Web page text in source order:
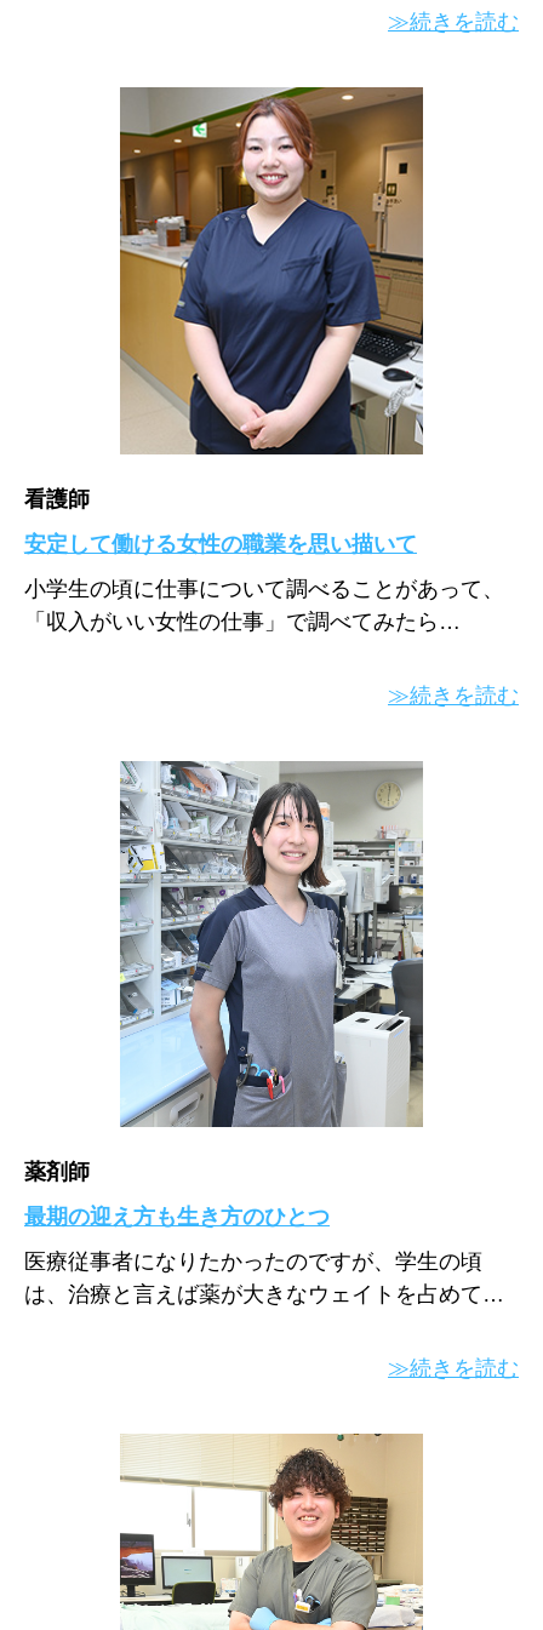
≫続きを読む
看護師
安定して働ける女性の職業を思い描いて
小学生の頃に仕事について調べることがあって、
「収入がいい女性の仕事」で調べてみたら…
≫続きを読む
薬剤師
最期の迎え方も生き方のひとつ
医療従事者になりたかったのですが、学生の頃
は、治療と言えば薬が大きなウェイトを占めて…
≫続きを読む